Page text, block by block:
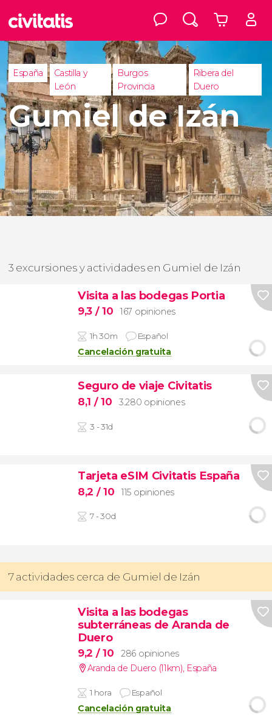
España
Castilla y
León
Burgos
Provincia
Ribera del
Duero
Gumiel de Izán
3 excursiones y actividades en Gumiel de Izán
Visita a las bodegas Portia
9,3 / 10 167 opiniones
1h 30m Español
Cancelación gratuita
Seguro de viaje Civitatis
8,1 / 10 3.280 opiniones
3 - 31d
Tarjeta eSIM Civitatis España
8,2 / 10 115 opiniones
7 - 30d
7 actividades cerca de Gumiel de Izán
Visita a las bodegas
subterráneas de Aranda de
Duero
9,2 / 10
286 opiniones
Aranda de Duero (11km), España
1 hora Español
Cancelación gratuita